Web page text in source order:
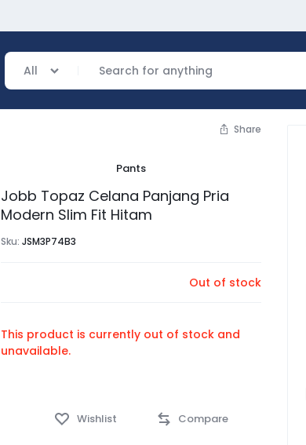
All
Share
Pants
Jobb Topaz Celana Panjang Pria
Modern Slim Fit Hitam
Sku:JSM3P74B3
Out of stock
This product is currently out of stock and
unavailable.
Compare
Wishlist